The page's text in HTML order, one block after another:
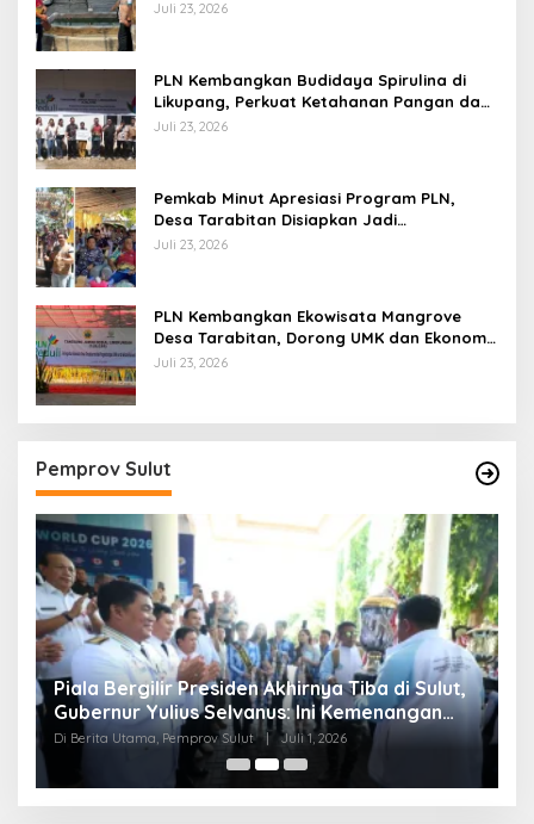
Pangan Berbasis Energi Bersih
Juli 23, 2026
PLN Kembangkan Budidaya Spirulina di
Likupang, Perkuat Ketahanan Pangan dan
Ekonomi Masyarakat
Juli 23, 2026
Pemkab Minut Apresiasi Program PLN,
Desa Tarabitan Disiapkan Jadi
Percontohan Ekowisata Berdaya Saing
Juli 23, 2026
PLN Kembangkan Ekowisata Mangrove
Desa Tarabitan, Dorong UMK dan Ekonomi
Berkelanjutan di Likupang
Juli 23, 2026
Pemprov Sulut
Piala Bergilir Presiden Akhirnya Tiba di Sulut,
Gubernur Yulius Selvanus: Ini Kemenangan
Seluruh Masyarakat
Di Berita Utama, Pemprov Sulut Juli 1, 2026